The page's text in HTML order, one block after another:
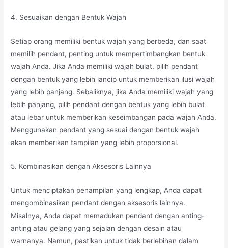
4. Sesuaikan dengan Bentuk Wajah
Setiap orang memiliki bentuk wajah yang berbeda, dan saat
memilih pendant, penting untuk mempertimbangkan bentuk
wajah Anda. Jika Anda memiliki wajah bulat, pilih pendant
dengan bentuk yang lebih lancip untuk memberikan ilusi wajah
yang lebih panjang. Sebaliknya, jika Anda memiliki wajah yang
lebih panjang, pilih pendant dengan bentuk yang lebih bulat
atau lebar untuk memberikan keseimbangan pada wajah Anda.
Menggunakan pendant yang sesuai dengan bentuk wajah
akan memberikan tampilan yang lebih proporsional.
5. Kombinasikan dengan Aksesoris Lainnya
Untuk menciptakan penampilan yang lengkap, Anda dapat
mengombinasikan pendant dengan aksesoris lainnya.
Misalnya, Anda dapat memadukan pendant dengan anting-
anting atau gelang yang sejalan dengan desain atau
warnanya. Namun, pastikan untuk tidak berlebihan dalam